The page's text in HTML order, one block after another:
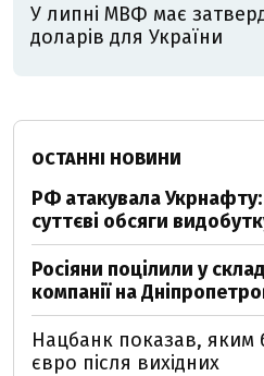
У липні МВФ має
доларів для України
ОСТАННІ НОВИНИ
РФ атакувала
суттєві обсяги
Росіяни поцілили у
компанії на
Нацбанк показав, яким
євро після вихідних